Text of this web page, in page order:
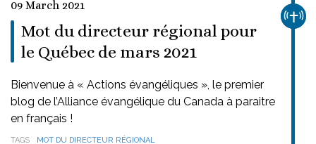
09 March 2021
Mot du directeur régional pour
le Québec de mars 2021
Bienvenue à « Actions évangéliques », le premier
blog de l’Alliance évangélique du Canada à paraitre
en français !
TAGS MOT DU DIRECTEUR RÉGIONAL